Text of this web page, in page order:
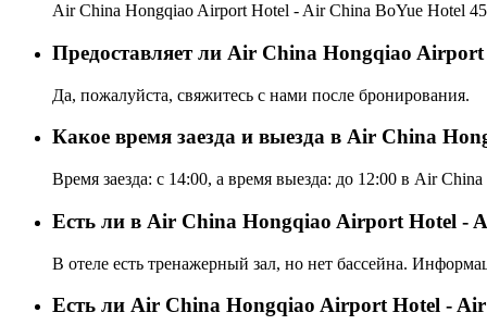
Air China Hongqiao Airport Hotel - Air China BoYue Hotel
Предоставляет ли Air China Hongqiao
Да, пожалуйста, свяжитесь с нами после бронирования.
Какое время заезда и выезда в Air China
Время заезда: с 14:00, а время выезда: до 12:00 в Air
Есть ли в Air China Hongqiao Airport Hotel -
В отеле есть тренажерный зал, но нет бассейна.
Eсть ли Air China Hongqiao Airport Hotel - Air